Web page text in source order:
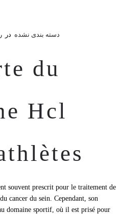
در دسته بندی نشده
du
Hcl
souvent prescrit pour le traitement de
cancer du sein. Cependant, son
domaine sportif, où il est prisé pour